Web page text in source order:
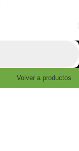
Volver a productos